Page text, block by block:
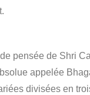
pensée de Shri
appelée
divisées en